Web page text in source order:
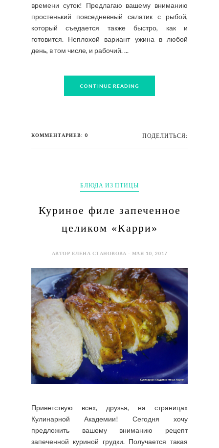
времени суток! Предлагаю вашему вниманию
простенький повседневный салатик с рыбой,
который съедается также быстро, как и
готовится. Неплохой вариант ужина в любой
день, в том числе, и рабочий. ...
CONTINUE READING
КОММЕНТАРИЕВ: 0 ПОДЕЛИТЬСЯ:
БЛЮДА ИЗ ПТИЦЫ
Куриное филе запеченное
целиком «Карри»
АВТОР ЕЛЕНА СТАНОВОВА - МАЯ 10, 2017
Приветствую всех, друзья, на страницах
Кулинарной Академии! Сегодня хочу
предложить вашему вниманию рецепт
запеченной куриной грудки. Получается такая